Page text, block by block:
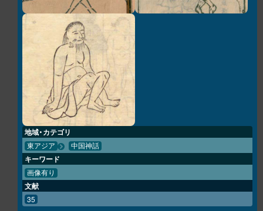
地域・カテゴリ
東アジア 中国神話
キーワード
画像有り
文献
35